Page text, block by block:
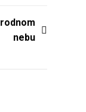
nebu